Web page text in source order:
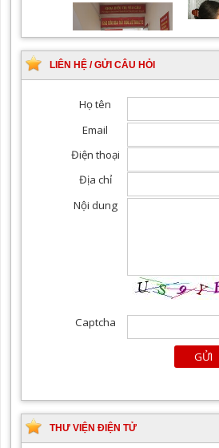
Khám Ngoại khoa
Đội
LIÊN HỆ / GỬI CÂU HỎI
THƯ VIỆN ĐIỆN TỬ